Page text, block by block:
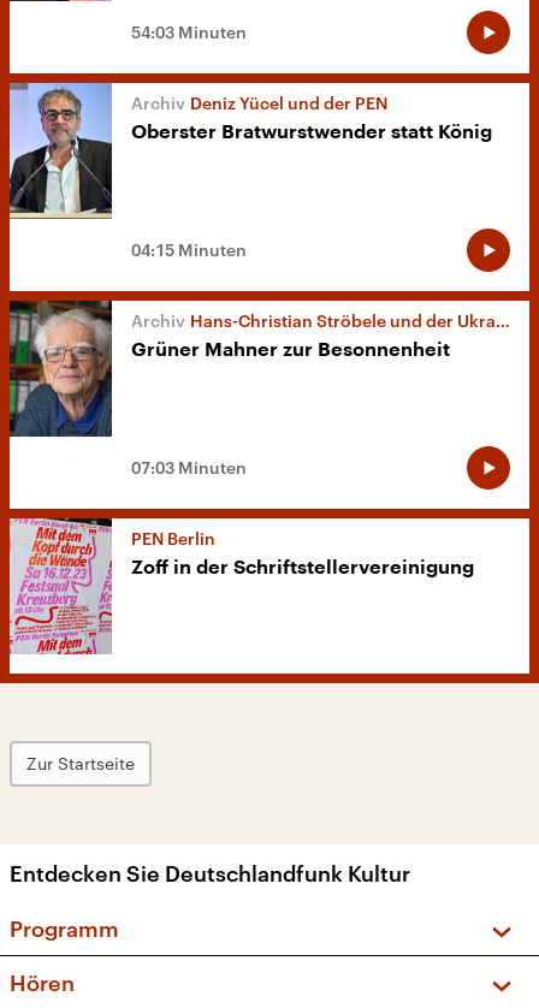
54:03 Minuten
Deniz Yücel und der PEN
Oberster Bratwurstwender statt König
04:15 Minuten
Hans-Christian Ströbele und der Ukraine-Krieg
Grüner Mahner zur Besonnenheit
07:03 Minuten
PEN Berlin
Zoff in der Schriftstellervereinigung
Zur Startseite
Entdecken Sie Deutschlandfunk Kultur
Programm
Hören